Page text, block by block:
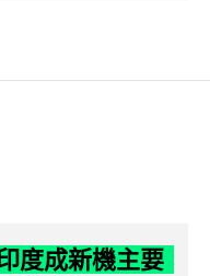
度成新機主要